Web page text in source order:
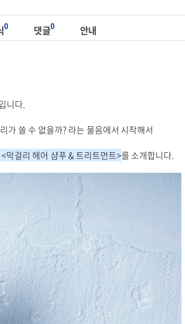
0 댓글0 안내
니다.
가 쓸 수 없을까? 라는 물음에서 시작해서
막걸리 헤어 샴푸 & 트리트먼트>를 소개합니다.